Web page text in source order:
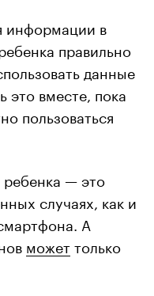
информации в
правильно
данные
это вместе, пока
пользоваться
ребенка — это
случаях, как и
А
можеттолько